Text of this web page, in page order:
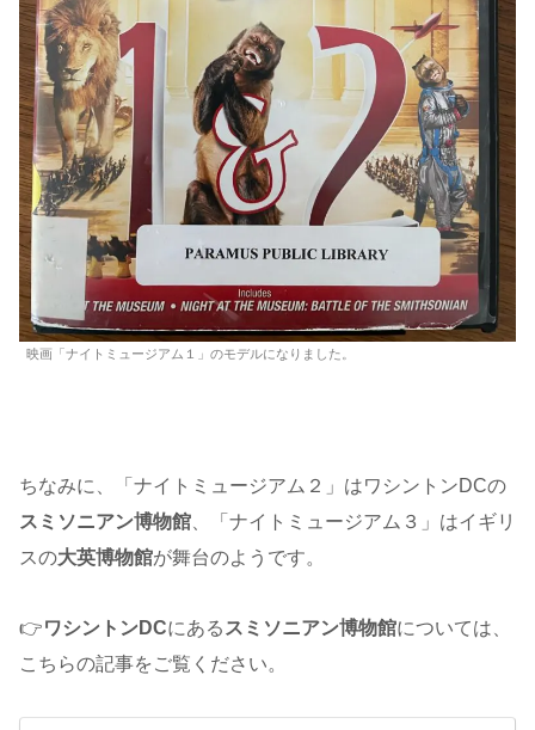
映画「ナイトミュージアム１」のモデルになりました。
ちなみに、「ナイトミュージアム２」はワシントンDCの
スミソニアン博物館 、「ナイトミュージアム３」はイギリ
スの大英博物館が舞台のようです。
👉ワシントンDCにある スミソニアン博物館については、
こちらの記事をご覧ください。